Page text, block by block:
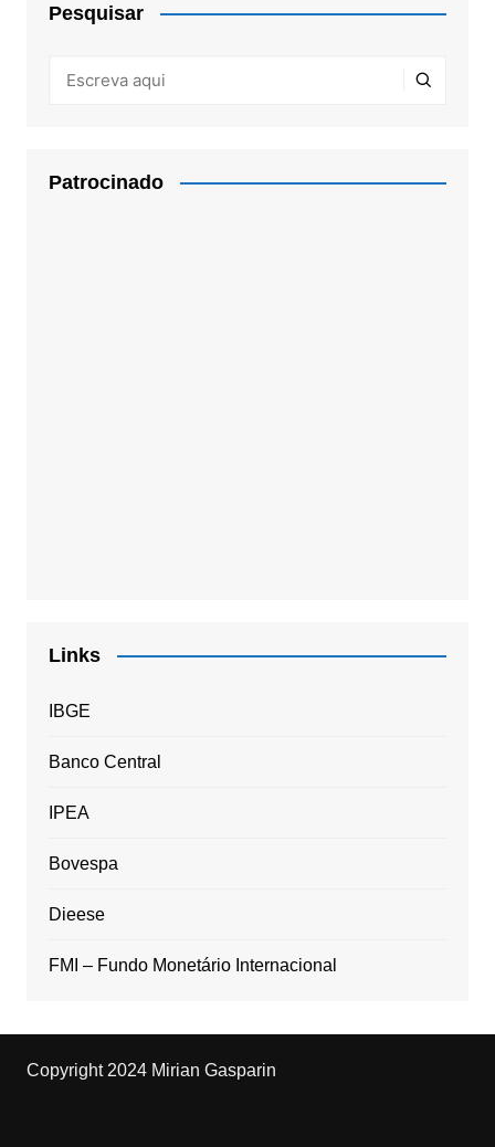
Pesquisar
Patrocinado
Links
IBGE
Banco Central
IPEA
Bovespa
Dieese
FMI – Fundo Monetário Internacional
Copyright 2024 Mirian Gasparin